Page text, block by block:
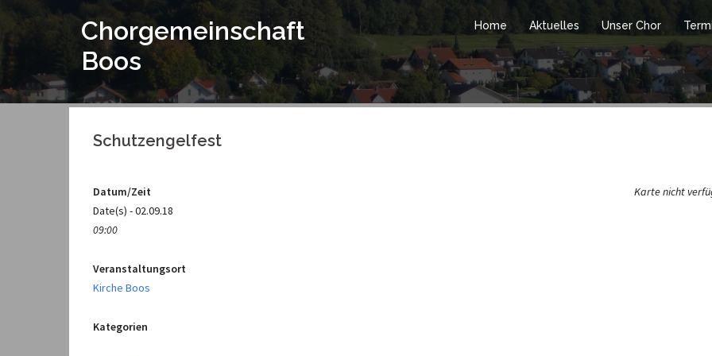
Inhalt
Chorgemeinschaft
Boos
Home Aktuelles Unser Chor
Schutzengelfest
Karte nicht
Datum/Zeit
Date(s) - 02.09.18
09:00
Veranstaltungsort
Kirche Boos
Kategorien